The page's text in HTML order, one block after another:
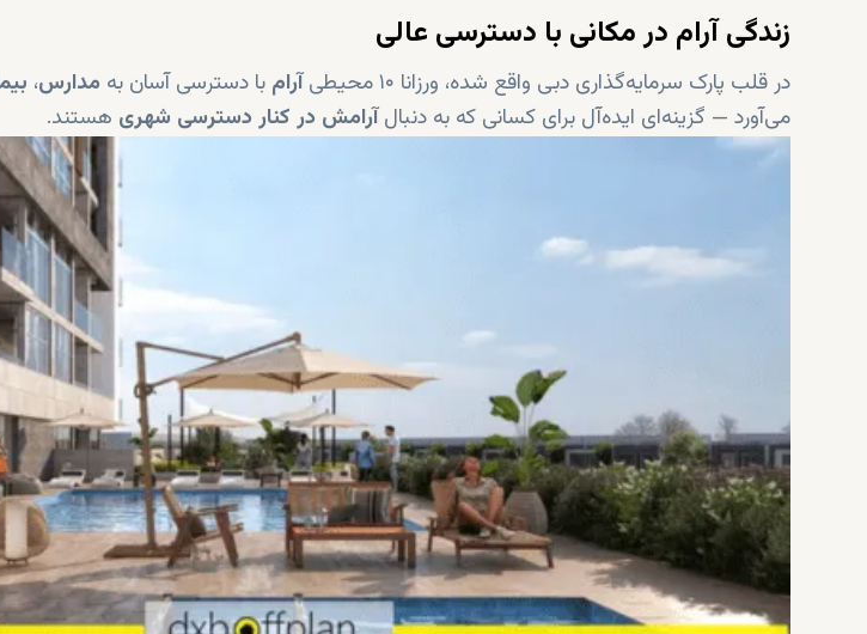
زندگی آرام در مکانی با دسترسی عالی
در قلب پارک سرمایه‌گذاری دبی واقع شده، ورزانا ۱۰ محیطی آرام با دسترسی آسان به مدارس،
می‌آورد — گزینه‌ای ایده‌آل برای کسانی که به دنبالآرامش در کنار دسترسی شهری هستند.